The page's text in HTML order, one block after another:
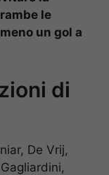
le
un gol a
di
De Vrij,